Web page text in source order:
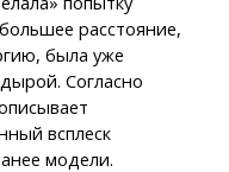
расстояние,
была уже
Согласно
всплеск
модели.